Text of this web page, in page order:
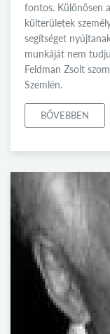
fontos. Különösen
külterületek
segítséget
munkáját nem
Feldman Zsolt
Szemlén.
BŐVEBBEN